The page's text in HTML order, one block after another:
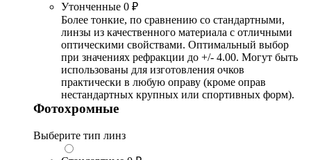
Утонченные 0 ₽
Более тонкие, по сравнению со стандартными,
линзы из качественного материала с отличными
оптическими свойствами. Оптимальный выбор
при значениях рефракции до +/- 4.00. Могут быть
использованы для изготовления очков
практически в любую оправу (кроме оправ
нестандартных крупных или спортивных форм).
Фотохромные
Выберите тип линз